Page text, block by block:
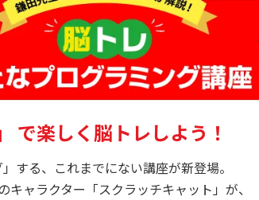
で楽しく脳トレしよう！
する、これまでにない講座が新登場。
ャラクター「スクラッチキャット」が、